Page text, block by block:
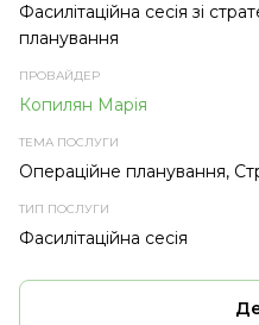
Фасилітаційна сесія зі
планування
Копилян Марія
Операційне планування,
Фасилітаційна сесія